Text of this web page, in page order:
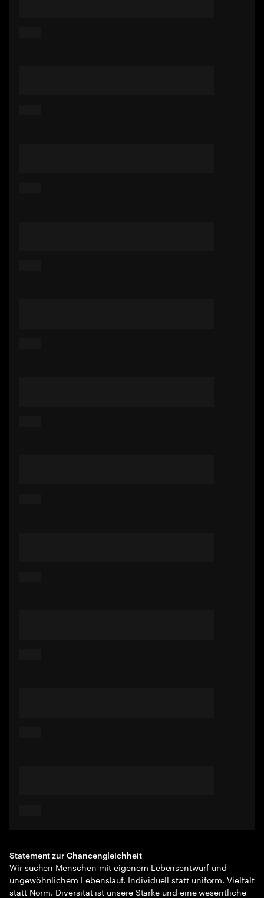
Statement zur Chancengleichheit
Wir suchen Menschen mit eigenem Lebensentwurf und
ungewöhnlichem Lebenslauf. Individuell statt uniform. Vielfalt
statt Norm. Diversität ist unsere Stärke und eine wesentliche